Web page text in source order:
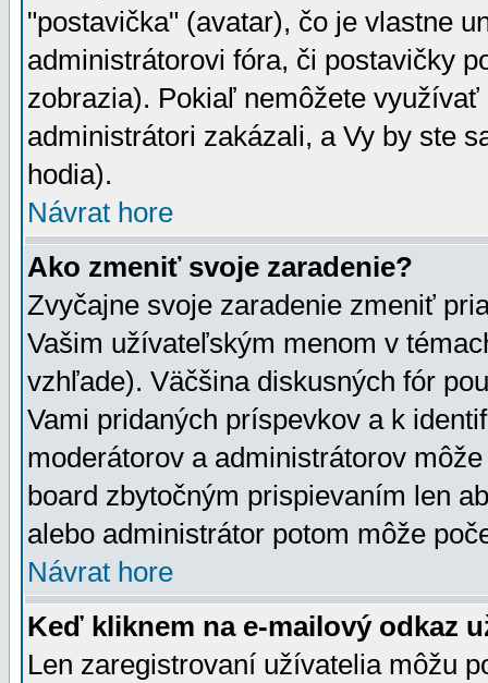
"postavička" (avatar), čo je vlastne
administrátorovi fóra, či postavičky
zobrazia). Pokiaľ nemôžete
administrátori zakázali, a Vy by ste
hodia).
Návrat hore
Ako zmeniť svoje zaradenie?
Zvyčajne svoje zaradenie zmeniť
Vašim užívateľským menom v
vzhľade). Väčšina diskusných fór
Vami pridaných príspevkov a k
moderátorov a administrátorov
board zbytočným prispievaním len
alebo administrátor potom môže
Návrat hore
Keď kliknem na e-mailový odkaz
Len zaregistrovaní užívatelia môžu